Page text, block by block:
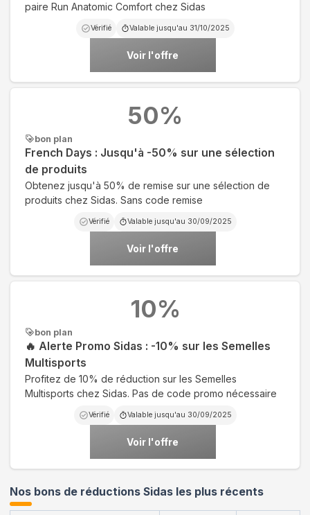
paire Run Anatomic Comfort chez Sidas
Vérifié Valable jusqu'au 31/10/2025
Voir l'offre
bon plan
French Days : Jusqu'à -50% sur une sélection
de produits
Obtenez jusqu'à 50% de remise sur une sélection de
produits chez Sidas. Sans code remise
Vérifié Valable jusqu'au 30/09/2025
Voir l'offre
50%
bon plan
🔥 Alerte Promo Sidas : -10% sur les Semelles
Multisports
Profitez de 10% de réduction sur les Semelles
Multisports chez Sidas. Pas de code promo nécessaire
Vérifié Valable jusqu'au 30/09/2025
Voir l'offre
10%
Nos bons de réductions Sidas les plus récents